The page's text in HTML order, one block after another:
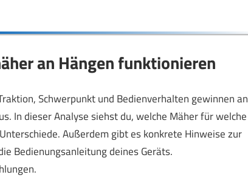
an Hängen funktionieren
Schwerpunkt und Bedienverhalten gewinnen an
In dieser Analyse siehst du, welche Mäher für welche
Außerdem gibt es konkrete Hinweise zur
Bedienungsanleitung deines Geräts.